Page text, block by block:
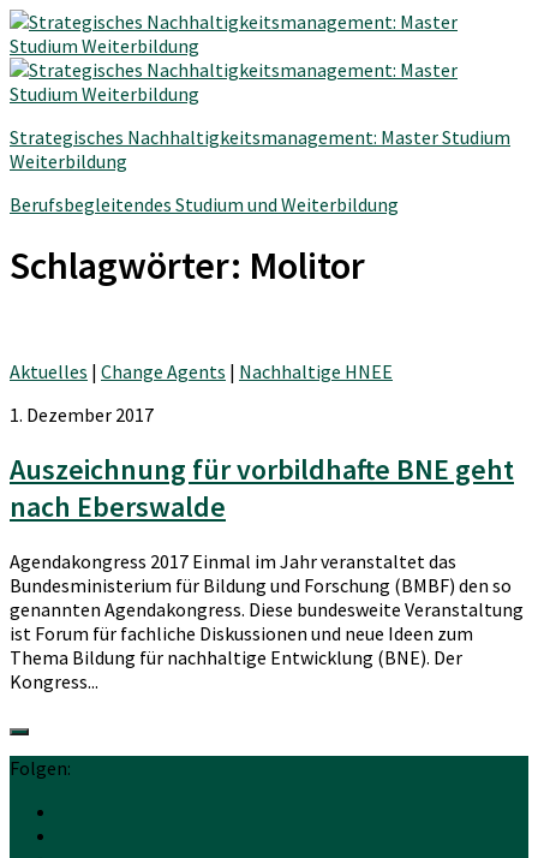
Strategisches Nachhaltigkeitsmanagement: Master Studium
Weiterbildung
Berufsbegleitendes Studium und Weiterbildung
Schlagwörter: Molitor
Aktuelles | Change Agents | Nachhaltige HNEE
1. Dezember 2017
Auszeichnung für vorbildhafte BNE geht
nach Eberswalde
Agendakongress 2017 Einmal im Jahr veranstaltet das
Bundesministerium für Bildung und Forschung (BMBF) den so
genannten Agendakongress. Diese bundesweite Veranstaltung
ist Forum für fachliche Diskussionen und neue Ideen zum
Thema Bildung für nachhaltige Entwicklung (BNE). Der
Kongress...
Folgen: